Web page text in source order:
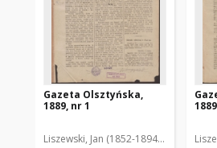
Gazeta Olsztyńska,
1889, nr 1
Liszewski, Jan (1852-1894). Red.